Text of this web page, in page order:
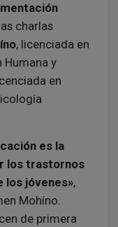
charlas
, licenciada en
Humana y
en
es la
los trastornos
los jóvenes»,
Mohíno.
de primera